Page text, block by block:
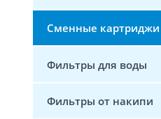
Сменные картриджи
Фильтры для воды
Фильтры от накипи